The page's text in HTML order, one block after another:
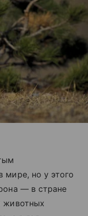
мире, но у этого
— в стране
животных